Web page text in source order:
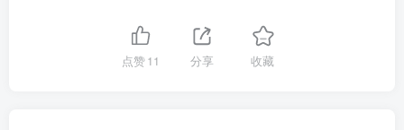
点赞11 分享 收藏